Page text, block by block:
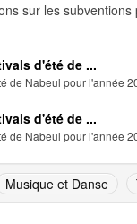
sur les
d'été de ...
de Nabeul pour l'année
d'été de ...
de Nabeul pour l'année
Musique et Danse